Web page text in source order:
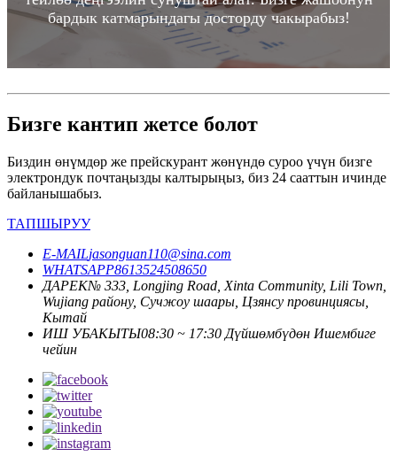
бардык катмарындагы досторду чакырабыз!
Бизге кантип жетсе болот
Биздин өнүмдөр же прейскурант жөнүндө суроо үчүн бизге
электрондук почтаңызды калтырыңыз, биз 24 сааттын ичинде
байланышабыз.
ТАПШЫРУУ
E-MAILjasonguan110@sina.com
WHATSAPP8613524508650
ДАРЕК№ 333, Longjing Road, Xinta Community, Lili Town,
Wujiang району, Сучжоу шаары, Цзянсу провинциясы,
Кытай
ИШ УБАКЫТЫ08:30 ~ 17:30 Дүйшөмбүдөн Ишембиге
чейин